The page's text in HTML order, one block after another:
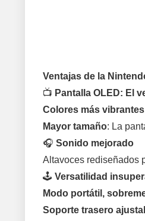
Ventajas de la
📺 Pantalla OLED: El
Colores más vibrantes
Mayor tamaño: La
🎧 Sonido mejorado
Altavoces rediseñados
🕹️ Versatilidad
Modo portátil,
Soporte trasero